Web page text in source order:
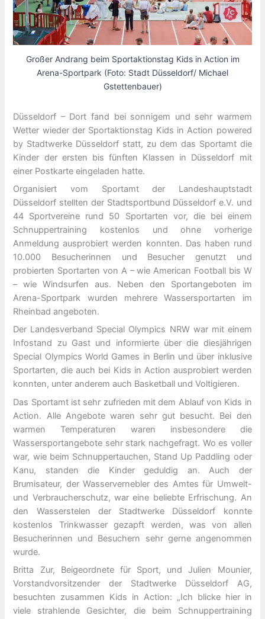
Großer Andrang beim Sportaktionstag Kids in Action im
Arena-Sportpark (Foto: Stadt Düsseldorf/ Michael
Gstettenbauer)
Düsseldorf – Dort fand bei sonnigem und sehr warmem
Wetter wieder der Sportaktionstag Kids in Action powered
by Stadtwerke Düsseldorf statt, zu dem das Sportamt die
Kinder der ersten bis fünften Klassen in Düsseldorf mit
einer Postkarte eingeladen hatte.
Organisiert vom Sportamt der Landeshauptstadt
Düsseldorf stellten der Stadtsportbund Düsseldorf e.V. und
44 Sportvereine rund 50 Sportarten vor, die bei einem
Schnuppertraining kostenlos und ohne vorherige
Anmeldung ausprobiert werden konnten. Das haben rund
10.000 Besucherinnen und Besucher genutzt und
probierten Sportarten von A – wie American Football bis W
– wie Windsurfen aus. Neben den Sportangeboten im
Arena-Sportpark wurden mehrere Wassersportarten im
Rheinbad angeboten.
Der Landesverband Special Olympics NRW war mit einem
Infostand zu Gast und informierte über die diesjährigen
Special Olympics World Games in Berlin und über inklusive
Sportarten, die auch bei Kids in Action ausprobiert werden
konnten, unter anderem auch Basketball und Voltigieren.
Das Sportamt ist sehr zufrieden mit dem Ablauf von Kids in
Action. Alle Angebote waren sehr gut besucht. Bei den
warmen Temperaturen waren insbesondere die
Wassersportangebote sehr stark nachgefragt. Wo es voller
war, wie beim Schnuppertauchen, Stand Up Paddling oder
Kanu, standen die Kinder geduldig an. Auch der
Brumisateur, der Wasservernebler des Amtes für Umwelt-
und Verbraucherschutz, war eine beliebte Erfrischung. An
den Wasserstelen der Stadtwerke Düsseldorf konnte
kostenlos Trinkwasser gezapft werden, was von allen
Besucherinnen und Besuchern sehr gerne angenommen
wurde.
Britta Zur, Beigeordnete für Sport, und Julien Mounier,
Vorstandvorsitzender der Stadtwerke Düsseldorf AG,
besuchten zusammen Kids in Action: „Ich blicke hier in
viele strahlende Gesichter, die beim Schnuppertraining